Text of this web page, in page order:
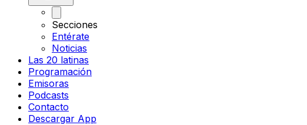
Secciones
Entérate
Noticias
Las 20 latinas
Programación
Emisoras
Podcasts
Contacto
Descargar App